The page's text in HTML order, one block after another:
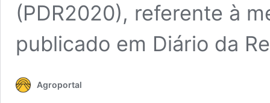
(PDR2020), referente à
publicado em Diário da
Agroportal